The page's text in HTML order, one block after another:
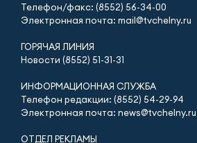
Телефон/факс: (8552) 56-34-00
Электронная почта: mail@tvchelny.ru
ГОРЯЧАЯ ЛИНИЯ
Новости (8552) 51-31-31
ИНФОРМАЦИОННАЯ СЛУЖБА
Телефон редакции: (8552) 54-29-94
Электронная почта: news@tvchelny.ru
ОТДЕЛ РЕКЛАМЫ